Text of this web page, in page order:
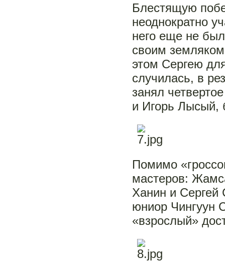
Блестящую
неоднократно
него еще не
своим
этом Сергею
случилась, в
занял
и Игорь Лысый,
Помимо
мастеров:
Ханин и Сергей
юниор Чингуун
«взрослый»